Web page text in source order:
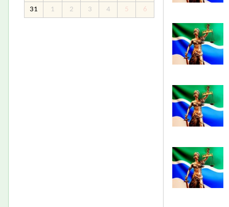
31 1 2 3 4 5 6